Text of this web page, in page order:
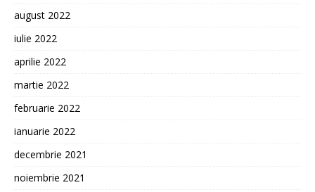
august 2022
iulie 2022
aprilie 2022
martie 2022
februarie 2022
ianuarie 2022
decembrie 2021
noiembrie 2021